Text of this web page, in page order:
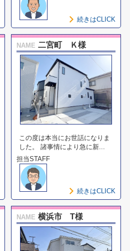
続きはCLICK
NAME 二宮町 Ｋ様
この度は本当にお世話になりま
した。 諸事情により急に新...
担当STAFF
続きはCLICK
NAME 横浜市 T様